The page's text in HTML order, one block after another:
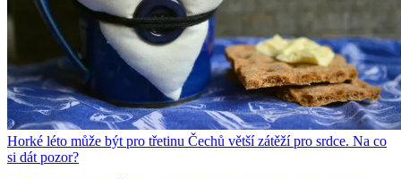
Horké léto může být pro třetinu Čechů větší zátěží pro srdce. Na co
si dát pozor?